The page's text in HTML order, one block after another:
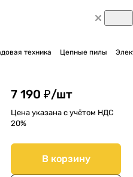
техника Цепные пилы
7 190 ₽/шт
Цена указана с учётом НДС
20%
В корзину